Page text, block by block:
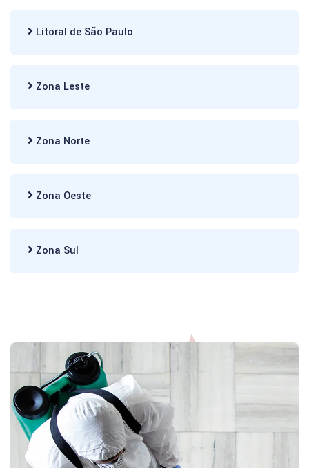
Litoral de São Paulo
Zona Leste
Zona Norte
Zona Oeste
Zona Sul